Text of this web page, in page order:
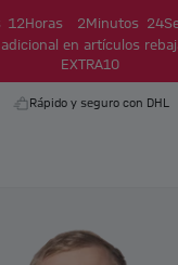
12Horas 2Minutos 24
adicional en artículos
EXTRA10
Rápido y seguro con DHL